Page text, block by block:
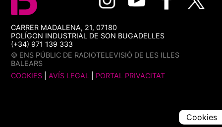
CARRER MADALENA, 21, 07180
POLÍGON INDUSTRIAL DE SON BUGADELLES
(+34) 971 139 333
© ENS PÚBLIC DE RADIOTELEVISIÓ DE LES ILLES
BALEARS
COOKIES |AVÍS LEGAL PORTAL PRIVACITAT
Cookies